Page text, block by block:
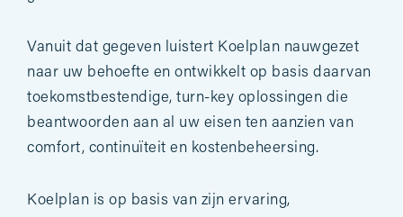
Vanuit dat gegeven luistert Koelplan nauwgezet
naar uw behoefte en ontwikkelt op basis daarvan
toekomstbestendige, turn-key oplossingen die
beantwoorden aan al uw eisen ten aanzien van
comfort, continuïteit en kostenbeheersing.
Koelplan is op basis van zijn ervaring,